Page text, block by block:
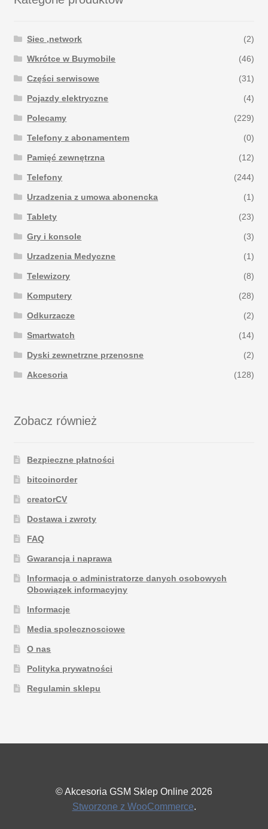
Siec ,network (2)
Wkrótce w Buymobile (46)
Części serwisowe (31)
Pojazdy elektryczne (4)
Polecamy (229)
Telefony z abonamentem (0)
Pamięć zewnętrzna (12)
Telefony (244)
Urzadzenia z umowa abonencka (1)
Tablety (23)
Gry i konsole (3)
Urzadzenia Medyczne (1)
Telewizory (8)
Komputery (28)
Odkurzacze (2)
Smartwatch (14)
Dyski zewnetrzne przenosne (2)
Akcesoria (128)
Zobacz również
Bezpieczne płatności
bitcoinorder
creatorCV
Dostawa i zwroty
FAQ
Gwarancja i naprawa
Informacja o administratorze danych osobowych
Obowiązek informacyjny
Informacje
Media spolecznosciowe
O nas
Polityka prywatności
Regulamin sklepu
© Akcesoria GSM Sklep Online 2026
Stworzone z WooCommerce.